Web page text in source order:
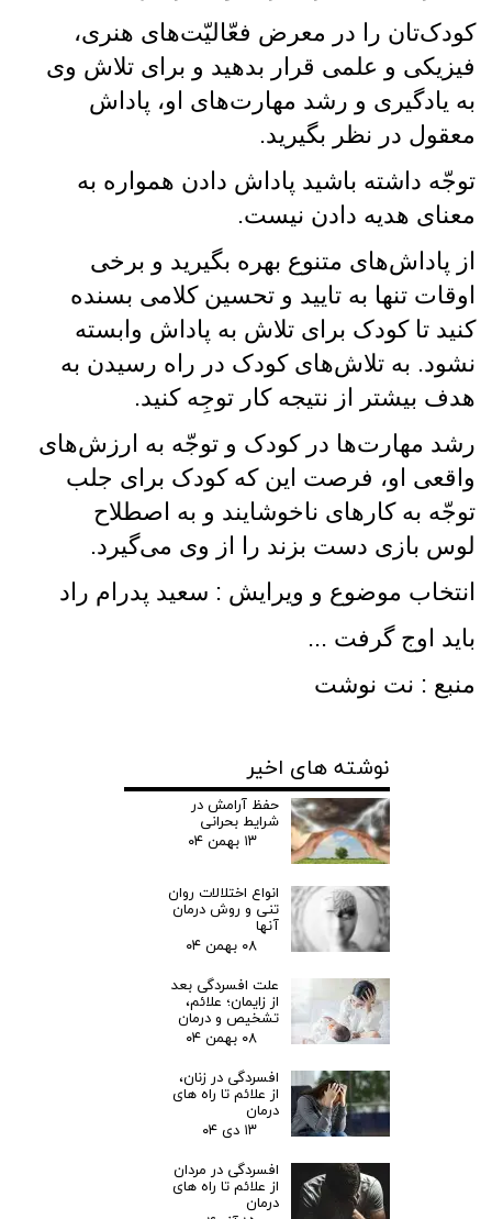
کودک‌تان را در معرض فعّالیّت‌های هنری،
فیزیکی و علمی قرار بدهید و برای تلاش وی
به یادگیری و رشد مهارت‌های او، پاداش
معقول در نظر بگیرید.
توجّه داشته باشید پاداش دادن همواره به
معنای هدیه دادن نیست.
از پاداش‌های متنوع بهره بگیرید و برخی
اوقات تنها به تایید و تحسین کلامی بسنده
کنید تا کودک برای تلاش به پاداش وابسته
نشود. به تلاش‌های کودک در راه رسیدن به
هدف بیشتر از نتیجه کار توجِه کنید.
رشد مهارت‌ها در کودک و توجّه به ارزش‌های
واقعی او، فرصت این که کودک برای جلب
توجّه به کارهای ناخوشایند و به اصطلاح
لوس بازی دست بزند را از وی می‌گیرد.
انتخاب موضوع و ویرایش : سعید پدرام راد
باید اوج گرفت ...
منبع : نت نوشت
نوشته های اخیر
حفظ آرامش در
شرایط بحرانی
۱۳ بهمن ۰۴
انواع اختلالات روان
تنی و روش درمان
آنها
۰۸ بهمن ۰۴
علت افسردگی بعد
از زایمان؛ علائم،
تشخیص و درمان
۰۸ بهمن ۰۴
افسردگی در زنان،
از علائم تا راه های
درمان
۱۳ دی ۰۴
افسردگی در مردان
از علائم تا راه های
درمان